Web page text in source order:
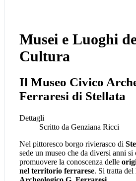
Musei e Luoghi
Cultura
Il Museo Civico
Ferraresi di Stellata
Dettagli
Scritto da Genziana Ricci
Nel pittoresco borgo rivierasco di
sede un museo che da diversi anni si
promuovere la conoscenza delle
nel territorio ferrarese. Si tratta del